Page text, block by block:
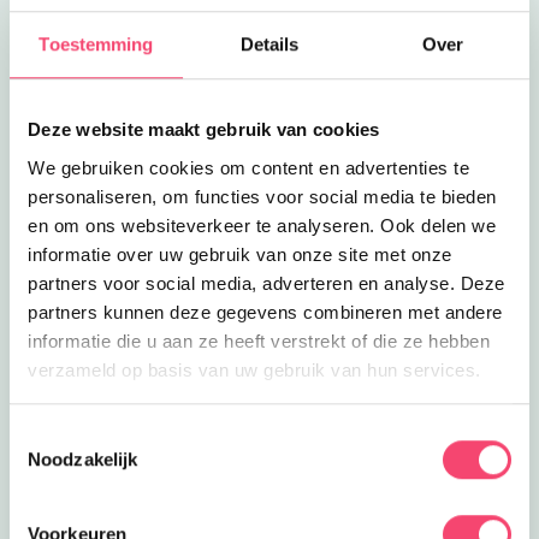
Toestemming Details Over
Deze website maakt gebruik van cookies
We gebruiken cookies om content en advertenties te
personaliseren, om functies voor social media te bieden
en om ons websiteverkeer te analyseren. Ook delen we
informatie over uw gebruik van onze site met onze
partners voor social media, adverteren en analyse. Deze
partners kunnen deze gegevens combineren met andere
informatie die u aan ze heeft verstrekt of die ze hebben
verzameld op basis van uw gebruik van hun services.
Noodzakelijk
Voorkeuren
kinderen met een lichamelijke
beperking een hoop te beleven!
15.5 km
Eropuit
Een leuk dagje spelen bij Hof van
bezoek aan de kinderboerderij!
15.5
Feestjes
Feestje Hof van Eckberge
Vier je kinderfeestje bij Hof van
Eckberge in Eibergen. Slechts 20
minuten rijden vanaf Enschede!
Lees meer Feestje Hof van Eckberge
Dierentuin Hof van Eckberge
Dit speelparadijs en dierentuin iets
Lees meer Dierentuin Hof van Eckberge